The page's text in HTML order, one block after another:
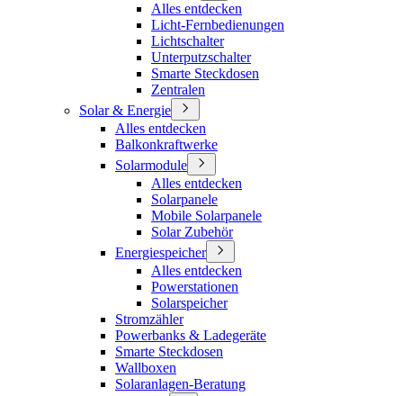
Alles entdecken
Licht-Fernbedienungen
Lichtschalter
Unterputzschalter
Smarte Steckdosen
Zentralen
Solar & Energie
Alles entdecken
Balkonkraftwerke
Solarmodule
Alles entdecken
Solarpanele
Mobile Solarpanele
Solar Zubehör
Energiespeicher
Alles entdecken
Powerstationen
Solarspeicher
Stromzähler
Powerbanks & Ladegeräte
Smarte Steckdosen
Wallboxen
Solaranlagen-Beratung